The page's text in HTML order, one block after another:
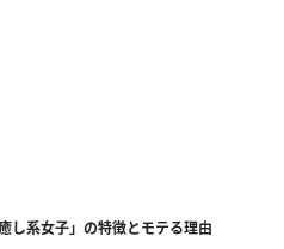
し系女子」の特徴とモテる理由